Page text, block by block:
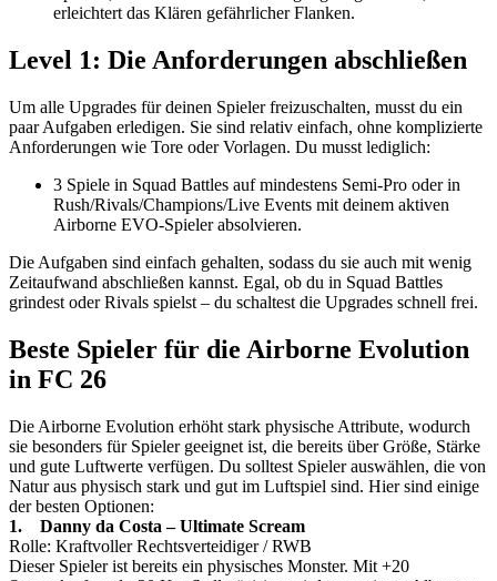
erleichtert das Klären gefährlicher Flanken.
Level 1: Die Anforderungen abschließen
Um alle Upgrades für deinen Spieler freizuschalten, musst du ein
paar Aufgaben erledigen. Sie sind relativ einfach, ohne komplizierte
Anforderungen wie Tore oder Vorlagen. Du musst lediglich:
3 Spiele in Squad Battles auf mindestens Semi-Pro oder in
Rush/Rivals/Champions/Live Events mit deinem aktiven
Airborne EVO-Spieler absolvieren.
Die Aufgaben sind einfach gehalten, sodass du sie auch mit wenig
Zeitaufwand abschließen kannst. Egal, ob du in Squad Battles
grindest oder Rivals spielst – du schaltest die Upgrades schnell frei.
Beste Spieler für die Airborne Evolution
in FC 26
Die Airborne Evolution erhöht stark physische Attribute, wodurch
sie besonders für Spieler geeignet ist, die bereits über Größe, Stärke
und gute Luftwerte verfügen. Du solltest Spieler auswählen, die von
Natur aus physisch stark und gut im Luftspiel sind. Hier sind einige
der besten Optionen:
1. Danny da Costa – Ultimate Scream
Rolle: Kraftvoller Rechtsverteidiger / RWB
Dieser Spieler ist bereits ein physisches Monster. Mit +20